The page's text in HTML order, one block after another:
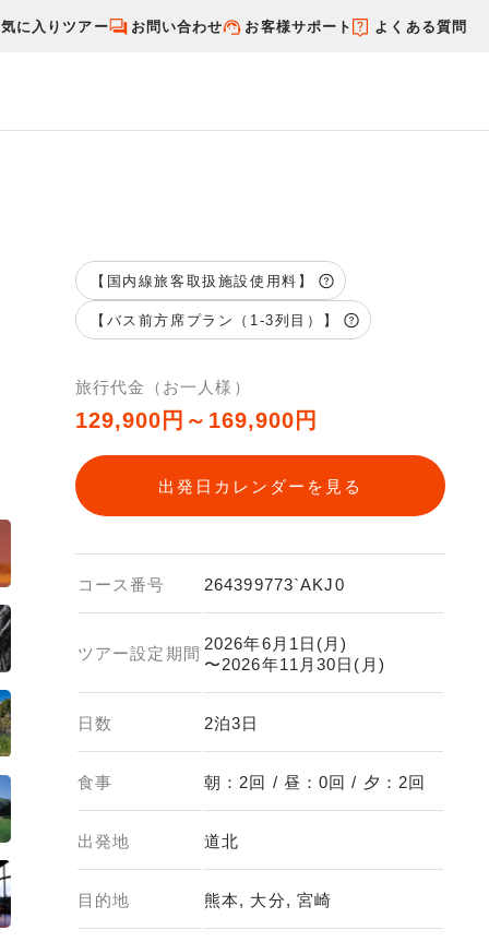
に入りツアー お問い合わせ お客様サポート よくある質問
【国内線旅客取扱施設使用料】
【バス前方席プラン（1-3列目）】
旅行代金（お一人様）
129,900円～169,900円
出発日カレンダーを見る
コース番号 264399773`AKJ0
ツアー設定期間
2026年6月1日(月)
〜2026年11月30日(月)
日数 2泊3日
食事 朝：2回 / 昼：0回 / 夕：2回
出発地 道北
目的地 熊本, 大分, 宮崎